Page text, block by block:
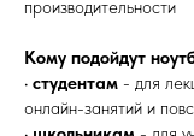
производительности
Кому подойдут
• студентам - для
онлайн-занятий и